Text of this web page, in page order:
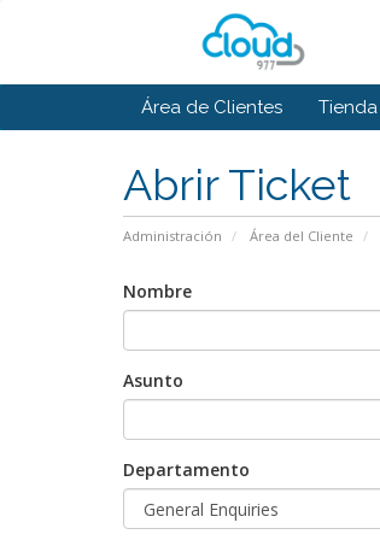
Área de Clientes Tienda
Abrir Ticket
Administración Área del Cliente
Nombre
Asunto
Departamento